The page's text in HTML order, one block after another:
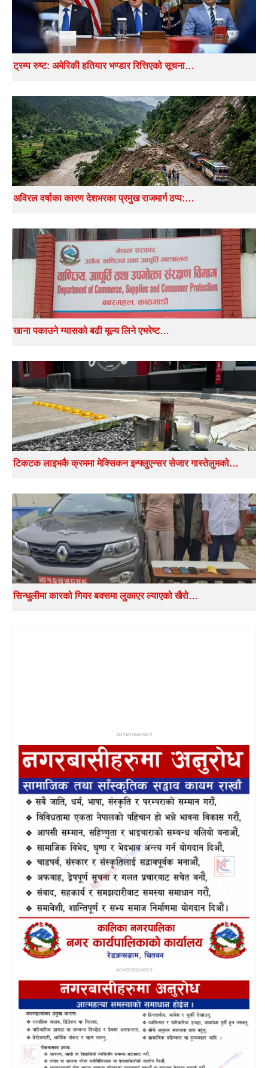
ट्रम्प रुष्ट: अमेरिकी हतियार भण्डार रित्तिएको सूचना…
अविरल वर्षाका कारण देशभरका प्रमुख राजमार्ग ठप्प:…
खाना पकाउने ग्यासको बढी मूल्य लिने एभरेष्ट…
टिकटक लाइभकै क्रममा मेक्सिकन इन्फ्लुएन्सर सेजार गास्तेलुमको…
सिन्धुलीमा कारको गियर बक्समा लुकाएर ल्याएको खैरो…
ADVERTISEMENT
ADVERTISEMENT